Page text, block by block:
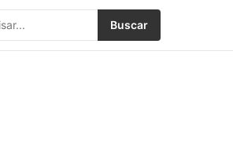
Buscar